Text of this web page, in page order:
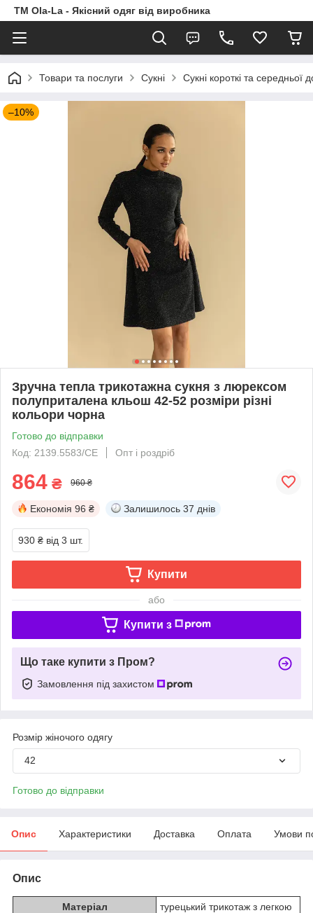
TM Ola-La - Якісний одяг від виробника
Товари та послуги Сукні Сукні короткі та середньої
–10%
Зручна тепла трикотажна сукня з люрексом
полуприталена кльош 42-52 розміри різні
кольори чорна
Готово до відправки
Код: 2139.5583/СЕ
Опт і роздріб
864 ₴ 960 ₴
Економія 96 ₴ Залишилось 37 днів
930 ₴ від 3 шт.
Купити
або
Купити з
Що таке купити з Пром?
Замовлення під захистом
Розмір жіночого одягу
42
Готово до відправки
Опис Характеристики Доставка Оплата Умови
Опис
Матеріал
турецький трикотаж з легкою